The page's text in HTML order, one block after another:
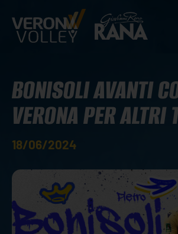
BONISOLI AVANTI
VERONA PER ALTRI
18/06/2024